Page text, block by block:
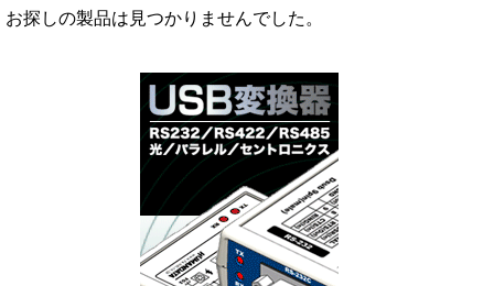
お探しの製品は見つかりませんでした。